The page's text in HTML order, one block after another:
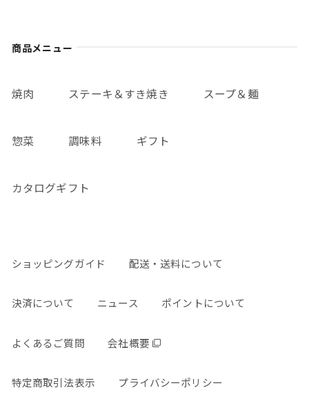
商品メニュー
焼肉 ステーキ＆すき焼き スープ＆麺
惣菜 調味料 ギフト
カタログギフト
ショッピングガイド 配送・送料について
決済について ニュース ポイントについて
よくあるご質問 会社概要
特定商取引法表示 プライバシーポリシー